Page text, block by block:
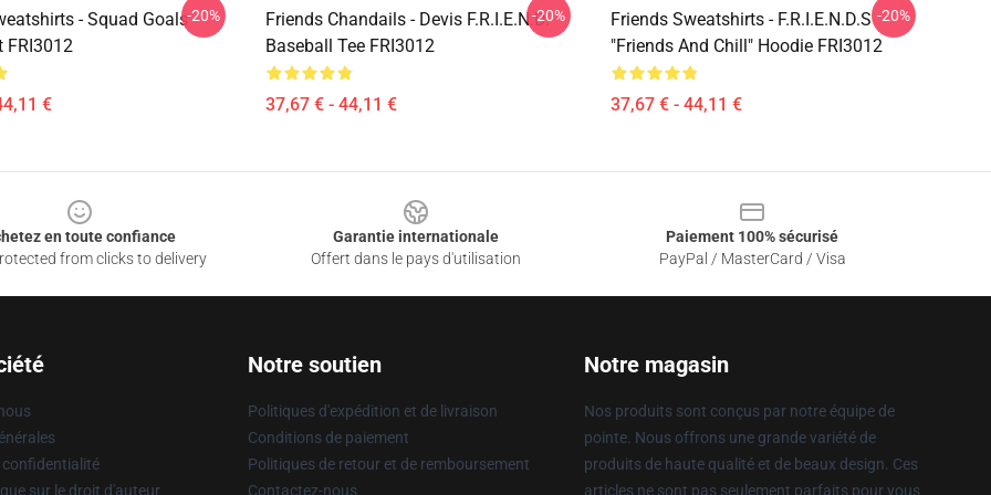
- Squad Goals
FRI3012
€
-20%
Friends Chandails - Devis F.R.I.E.N.D.
Baseball Tee FRI3012
37,67 € - 44,11 €
-20%
Friends Sweatshirts - F.R.I.E.N.D.S
"Friends And Chill" Hoodie FRI3012
37,67 € - 44,11 €
-20%
en toute confiance
from clicks to delivery
Garantie internationale
Offert dans le pays d'utilisation
Paiement 100% sécurisé
PayPal / MasterCard / Visa
confidentialité
sur le droit d'auteur
Notre soutien
Politiques d'expédition et de livraison
Conditions de paiement
Politiques de retour et de remboursement
Contactez-nous
Notre magasin
Nos produits sont conçus par notre équipe de
pointe. Nous offrons une grande variété de
produits de haute qualité et de beaux design. Ces
articles ne sont pas seulement parfaits pour vous